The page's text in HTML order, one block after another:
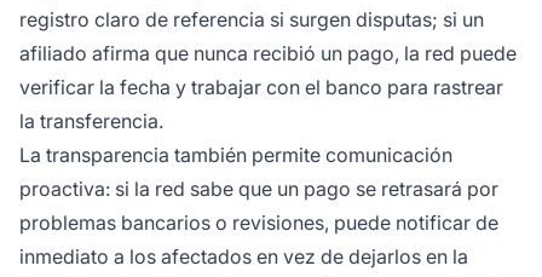
registro claro de referencia si surgen disputas; si un
afiliado afirma que nunca recibió un pago, la red puede
verificar la fecha y trabajar con el banco para rastrear
la transferencia.
La transparencia también permite comunicación
proactiva: si la red sabe que un pago se retrasará por
problemas bancarios o revisiones, puede notificar de
inmediato a los afectados en vez de dejarlos en la